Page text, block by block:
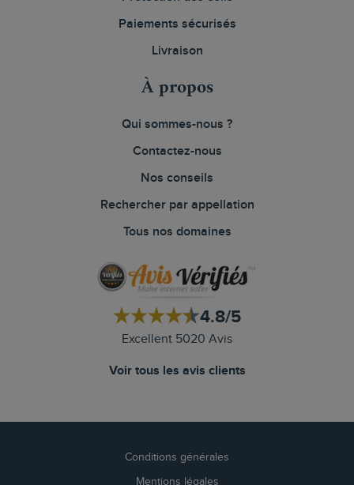
Paiements sécurisés
Livraison
À propos
Qui sommes-nous ?
Contactez-nous
Nos conseils
Rechercher par appellation
Tous nos domaines
4.8/5
Excellent 5020 Avis
Voir tous les avis clients
Conditions générales
Mentions légales